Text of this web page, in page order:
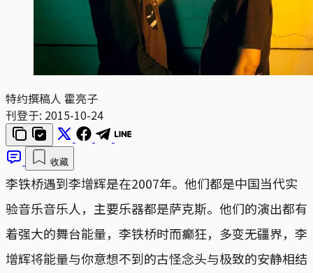
特约撰稿人 霍亮子
刊登于: 2015-10-24
收藏
李铁桥遇到李增辉是在2007年。他们都是中国当代实
验音乐音乐人，主要乐器都是萨克斯。他们的演出都有
着强大的舞台能量，李铁桥时而癫狂，多变无疆界，李
增辉将能量与你意想不到的古怪念头与极致的安静相结